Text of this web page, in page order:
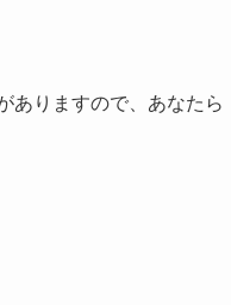
ありますので、あなたら